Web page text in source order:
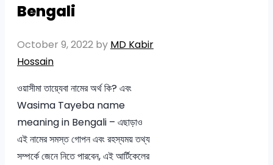
Bengali
October 9, 2022 by MD Kabir
Hossain
ওয়াসীমা তায়্যেবা নামের অর্থ কি? এবং
Wasima Tayeba name
meaning in Bengali – এছাড়াও
এই নামের সমস্ত গোপন এবং রহস্যময় তথ্য
সম্পর্কে জেনে নিতে পারবেন, এই আর্টিকেলের